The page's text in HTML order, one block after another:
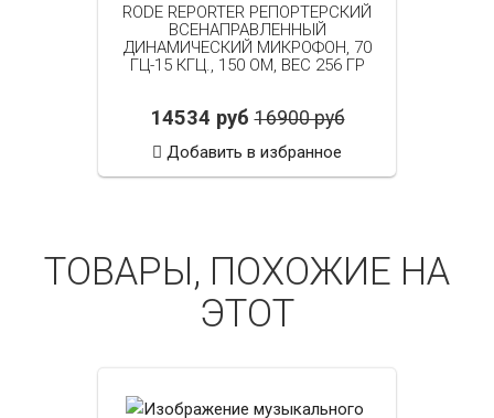
RODE REPORTER РЕПОРТЕРСКИЙ
ВСЕНАПРАВЛЕННЫЙ
ДИНАМИЧЕСКИЙ МИКРОФОН, 70
ГЦ-15 КГЦ., 150 ОМ, ВЕС 256 ГР
14534 руб 16900 руб
Добавить в избранное
ТОВАРЫ, ПОХОЖИЕ НА
ЭТОТ